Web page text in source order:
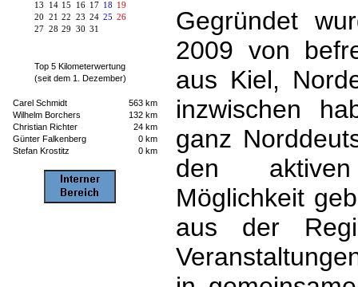
13
14 15 16 17 18
19
20
21 22 23 24 25 26
27 28 29 30 31
Top 5 Kilometerwertung
(seit dem 1. Dezember)
Carel Schmidt
563 km
Wilhelm Borchers
132 km
Christian Richter
24 km
Günter Falkenberg
0 km
Stefan Krostitz
0 km
Gegründet
2009 von
aus Kiel,
inzwischen
ganz
den
Möglichkeit
aus der